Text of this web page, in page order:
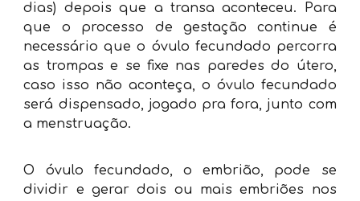
dias) depois que a transa aconteceu. Para
que o processo de gestação continue é
necessário que o óvulo fecundado percorra
as trompas e se fixe nas paredes do útero,
caso isso não aconteça, o óvulo fecundado
será dispensado, jogado pra fora, junto com
a menstruação.
O óvulo fecundado, o embrião, pode se
dividir e gerar dois ou mais embriões nos